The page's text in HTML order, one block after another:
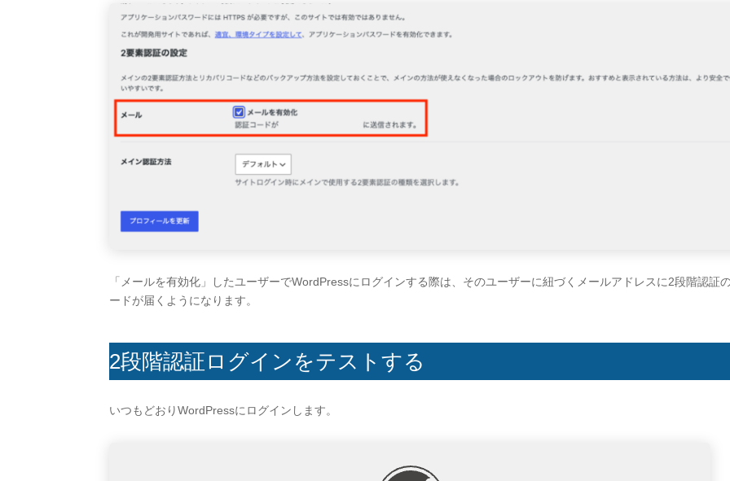
「メールを有効化」したユーザーでWordPressにログインする際は、そのユーザーに紐づくメールアドレスに2段階認証
ードが届くようになります。
2段階認証ログインをテストする
いつもどおりWordPressにログインします。